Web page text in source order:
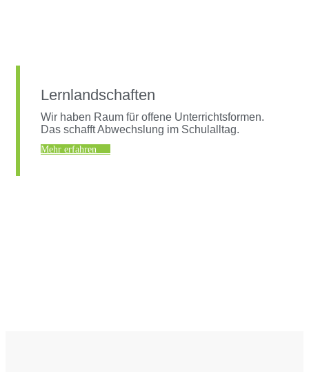
Lernlandschaften
Wir haben Raum für offene Unterrichtsformen.
Das schafft Abwechslung im Schulalltag.
Mehr erfahren